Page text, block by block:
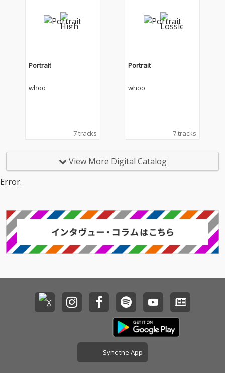
Portrait
whoo
7 tracks
Portrait
whoo
7 tracks
View More Digital Catalog
Error.
Sync the App